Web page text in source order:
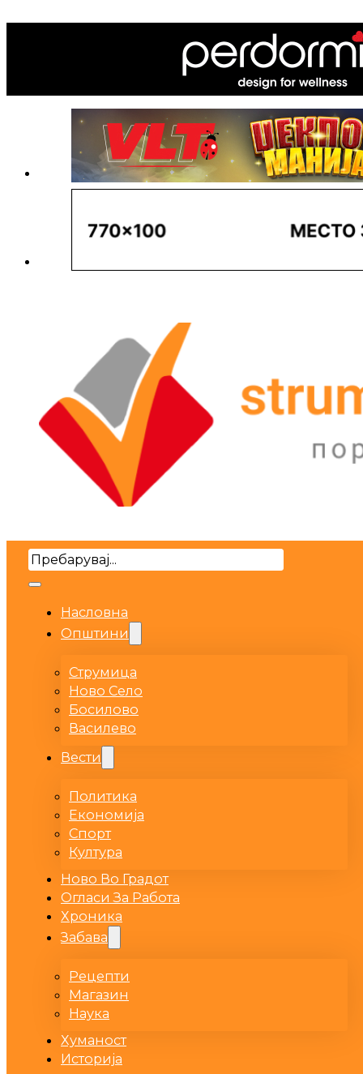
Search
Насловна
Општини
Струмица
Ново Село
Босилово
Василево
Вести
Политика
Економија
Спорт
Култура
Ново Во Градот
Огласи За Работа
Хроника
Забава
Рецепти
Магазин
Наука
Хуманост
Историја